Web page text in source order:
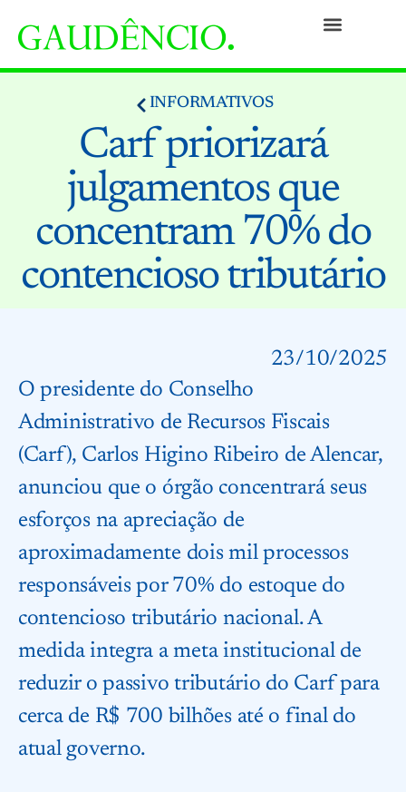
INFORMATIVOS
Carf priorizará
julgamentos que
concentram 70% do
contencioso tributário
23/10/2025
O presidente do Conselho
Administrativo de Recursos Fiscais
(Carf), Carlos Higino Ribeiro de Alencar,
anunciou que o órgão concentrará seus
esforços na apreciação de
aproximadamente dois mil processos
responsáveis por 70% do estoque do
contencioso tributário nacional. A
medida integra a meta institucional de
reduzir o passivo tributário do Carf para
cerca de R$ 700 bilhões até o final do
atual governo.